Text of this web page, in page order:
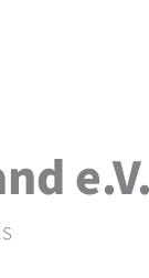
e.V.